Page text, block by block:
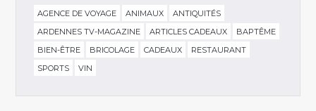
AGENCE DE VOYAGE ANIMAUX
ANTIQUITÉS
ARDENNES TV-MAGAZINE
ARTICLES CADEAUX
BAPTÊME
BIEN-ÊTRE
BRICOLAGE CADEAUX
RESTAURANT
SPORTS
VIN